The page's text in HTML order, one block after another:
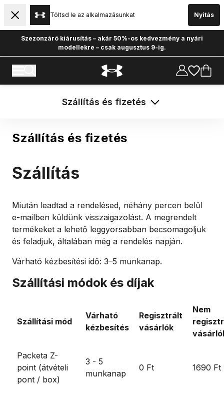
Töltsd le az alkalmazásunkat Nyitás
Szezonzáró kiárusítás – akár 50%-os kedvezmény a nyári
modellekre – csak augusztus 9-ig.
Szállítás és fizetés
Szállítás és fizetés
Szállítás
Miután leadtad a rendelésed, néhány percen belül
e-mailben küldünk visszaigazolást. A megrendelt
termékeket a lehető leggyorsabban becsomagoljuk
és feladjuk, általában még a rendelés napján.
Várható kézbesítési idő: 3–5 munkanap.
Szállítási módok és díjak
Szállítási mód
Várható
kézbesítés
Regisztrált
vásárlók
Nem
Packeta Z-
point (átvételi
pont / box)
3 - 5
munkanap
0 Ft 1690 Ft